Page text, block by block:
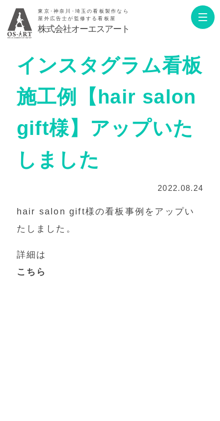
東京･神奈川･埼玉の看板製作なら
屋外広告士が監修する看板屋
株式会社オーエスアート
インスタグラム看板
施工例【hair salon
gift様】アップいた
しました
2022.08.24
hair salon gift様の看板事例をアップい
たしました。
詳細は
こちら